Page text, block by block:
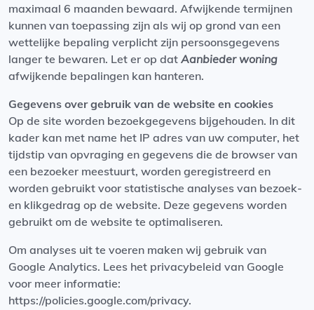
maximaal 6 maanden bewaard. Afwijkende termijnen
kunnen van toepassing zijn als wij op grond van een
wettelijke bepaling verplicht zijn persoonsgegevens
langer te bewaren. Let er op dat Aanbieder woning
afwijkende bepalingen kan hanteren.
Gegevens over gebruik van de website en cookies
Op de site worden bezoekgegevens bijgehouden. In dit
kader kan met name het IP adres van uw computer, het
tijdstip van opvraging en gegevens die de browser van
een bezoeker meestuurt, worden geregistreerd en
worden gebruikt voor statistische analyses van bezoek-
en klikgedrag op de website. Deze gegevens worden
gebruikt om de website te optimaliseren.
Om analyses uit te voeren maken wij gebruik van
Google Analytics. Lees het privacybeleid van Google
voor meer informatie:
https://policies.google.com/privacy.